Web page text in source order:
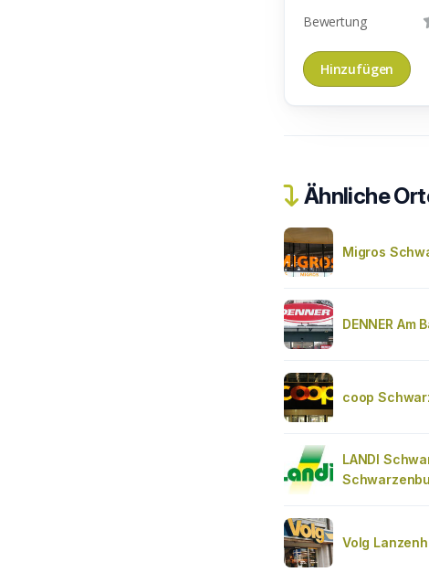
Bewertung
Ähnliche
Migros
DENNER Am
coop
LANDI
Volg